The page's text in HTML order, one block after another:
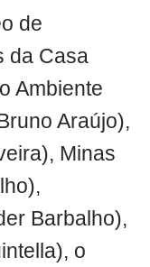
de
da Casa
Ambiente
Araújo),
Minas
Barbalho),
o